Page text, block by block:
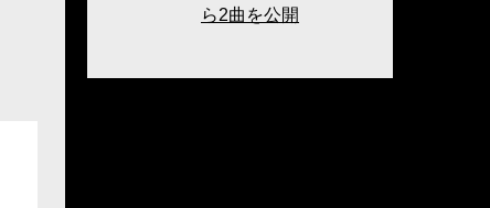
ら2曲を公開